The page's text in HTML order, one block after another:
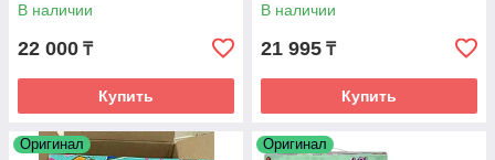
В наличии
22 000 ₸
Купить
В наличии
21 995 ₸
Купить
Оригинал Оригинал